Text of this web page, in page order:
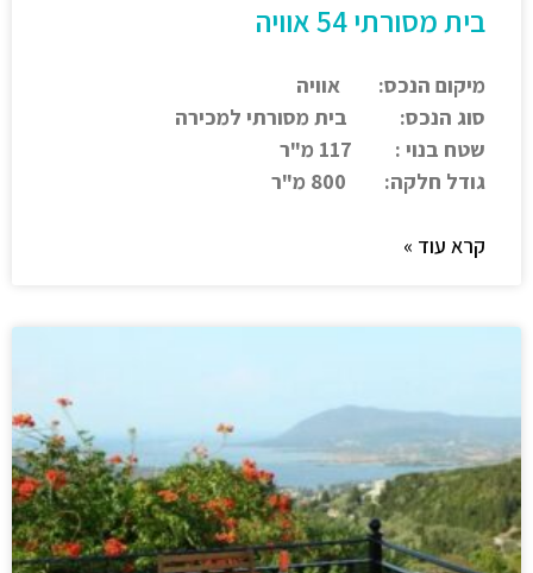
בית מסורתי 54 אוויה
מיקום הנכס: אוויה
סוג הנכס: בית מסורתי למכירה
שטח בנוי : 117 מ"ר
גודל חלקה: 800 מ"ר
קרא עוד »